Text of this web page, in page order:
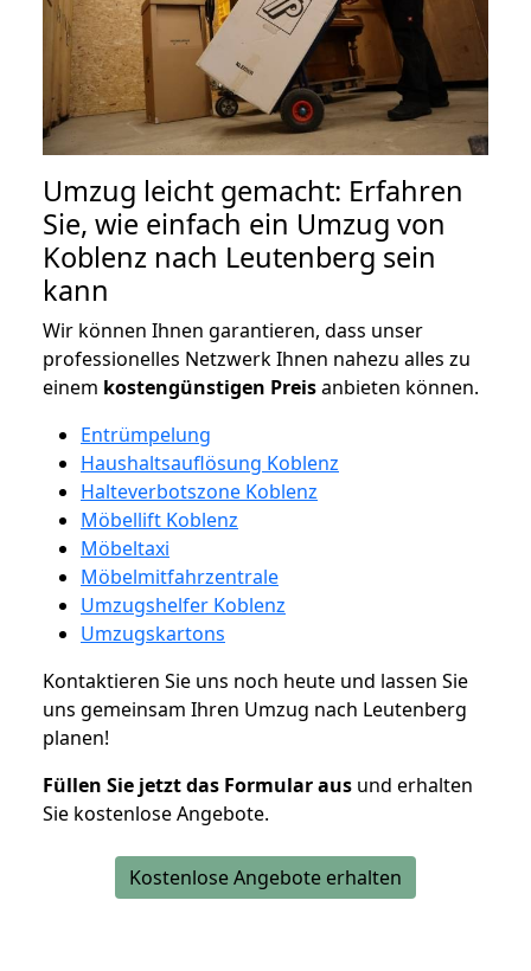
Umzug leicht gemacht: Erfahren
Sie, wie einfach ein Umzug von
Koblenz nach Leutenberg sein
kann
Wir können Ihnen garantieren, dass unser
professionelles Netzwerk Ihnen nahezu alles zu
einem kostengünstigen Preisanbieten können.
Entrümpelung
Haushaltsauflösung Koblenz
Halteverbotszone Koblenz
Möbellift Koblenz
Möbeltaxi
Möbelmitfahrzentrale
Umzugshelfer Koblenz
Umzugskartons
Kontaktieren Sie uns noch heute und lassen Sie
uns gemeinsam Ihren Umzug nach Leutenberg
planen!
Füllen Sie jetzt das Formular aus und erhalten
Sie kostenlose Angebote.
Kostenlose Angebote erhalten